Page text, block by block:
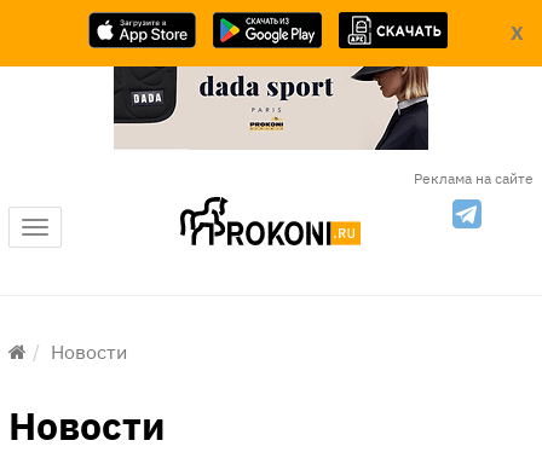
X
Реклама на сайте
Меню
Новости
Новости